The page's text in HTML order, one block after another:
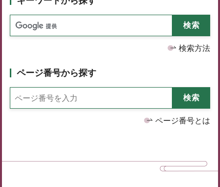
検索方法
ページ番号から探す
ページ番号とは